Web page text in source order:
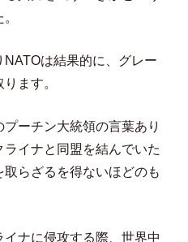
は結果的に、グレー
ます。
ーチン大統領の言葉あり
イナと同盟を結んでいた
らざるを得ないほどのも
ナに侵攻する際、世界中